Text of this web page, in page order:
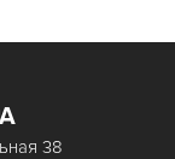
38